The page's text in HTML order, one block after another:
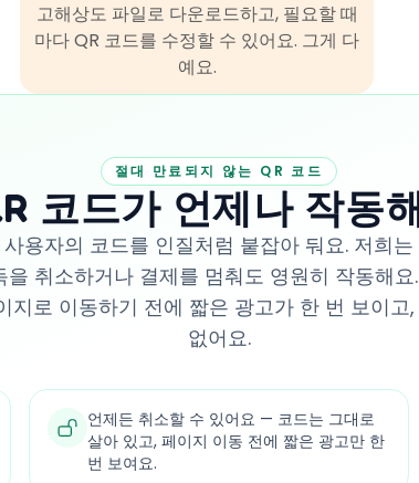
고해상도 파일로 다운로드하고, 필요할 때
마다 QR 코드를 수정할 수 있어요. 그게 다
예요.
절대 만료되지 않는 QR 코드
코드가 언제나 작동
용자의 코드를 인질처럼 붙잡아 둬요. 저희
을 취소하거나 결제를 멈춰도 영원히 작동해
지로 이동하기 전에 짧은 광고가 한 번 보이고
없어요.
언제든 취소할 수 있어요 — 코드는 그대로
살아 있고, 페이지 이동 전에 짧은 광고만 한
번 보여요.